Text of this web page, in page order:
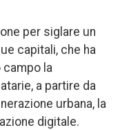
per siglare un
capitali, che ha
campo la
a partire da
urbana, la
digitale.